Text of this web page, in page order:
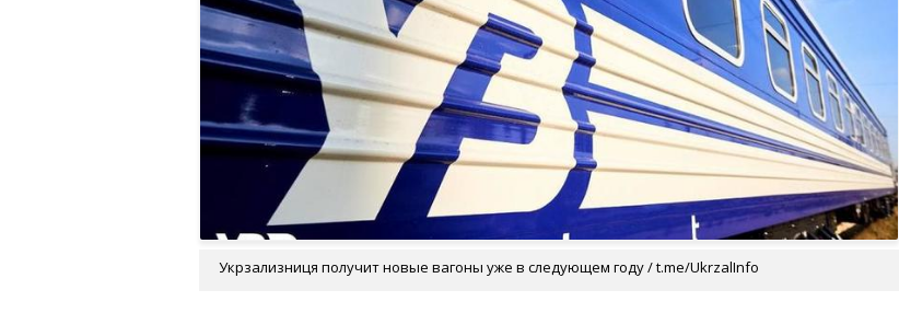
Укрзализниця получит новые вагоны уже в следующем году / t.me/UkrzalInfo